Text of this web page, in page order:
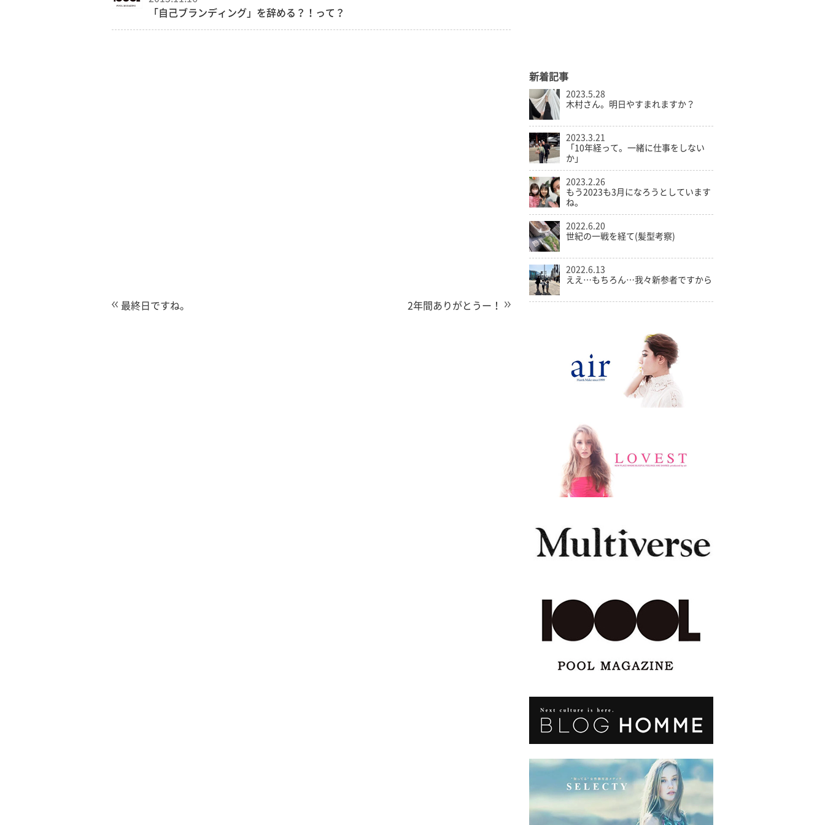
「自己ブランディング」を辞める？！って？
最終日ですね。 2年間ありがとうー！
新着記事
2023.5.28
木村さん。明日やすまれますか？
2023.3.21
「10年経って。一緒に仕事をしない
か」
2023.2.26
もう2023も3月になろうとしています
ね。
2022.6.20
世紀の一戦を経て(髪型考察)
2022.6.13
ええ…もちろん…我々新参者ですから